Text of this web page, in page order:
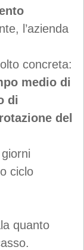
l’azienda
concreta:
medio di
di
del
ciclo
quanto